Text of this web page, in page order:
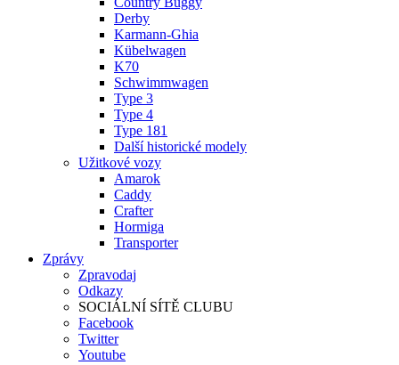
Derby
Karmann-Ghia
Kübelwagen
K70
Schwimmwagen
Type 3
Type 4
Type 181
Další historické modely
Užitkové vozy
Amarok
Caddy
Crafter
Hormiga
Transporter
Zprávy
Zpravodaj
Odkazy
SOCIÁLNÍ SÍTĚ CLUBU
Facebook
Twitter
Youtube